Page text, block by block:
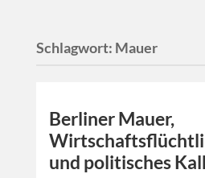
Schlagwort: Mauer
Berliner Mauer,
und politisches